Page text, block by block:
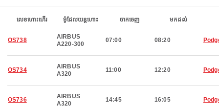
លេខហោះហើរ ម៉ូដែលយន្តហោះ ចាកចេញ មកដល់
OS738
AIRBUS
A220-300
07:00 08:20
OS734
AIRBUS
A320
11:00 12:20
OS736
AIRBUS
A320
14:45 16:05